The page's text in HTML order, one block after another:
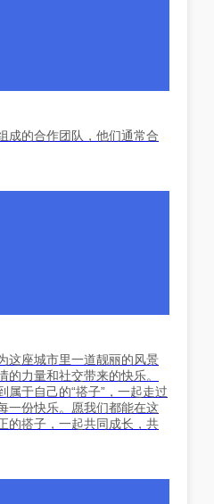
成的合作团队，他们通常合
这座城市里一道靓丽的风景
力量和社交带来的快乐。
属于自己的“搭子”，一起走过
一份快乐。愿我们都能在这
的搭子，一起共同成长，共